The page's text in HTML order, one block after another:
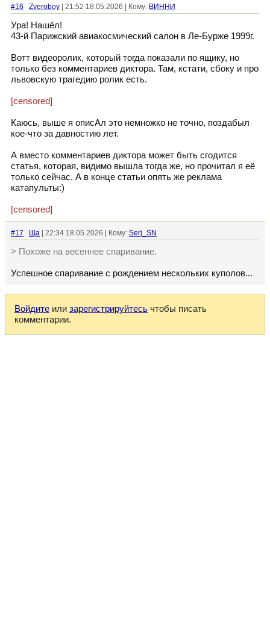
#16 Zveroboy | 21:52 18.05.2026 | Кому: ВИННИ
Ура! Нашёл!
43-й Парижский авиакосмический салон в Ле-Бурже 1999г.
Вотт видеоролик, который тогда показали по ящику, но
только без комментариев диктора. Там, кстати, сбоку и про
львовскую трагедию ролик есть.
[censored]
Каюсь, выше я описАл это немножко не точно, поздабыл
кое-что за давностию лет.
А вместо комментариев диктора может быть сгодится
статья, которая, видимо вышла тогда же, но прочитал я её
только сейчас. А в конце статьи опять же реклама
катапульты:)
[censored]
#17 Ща | 22:34 18.05.2026 | Кому: Serj_SN
> Похоже на весеннее спаривание.
Успешное спаривание с рождением нескольких куполов...
Войдите или зарегистрируйтесь чтобы писать
комментарии.